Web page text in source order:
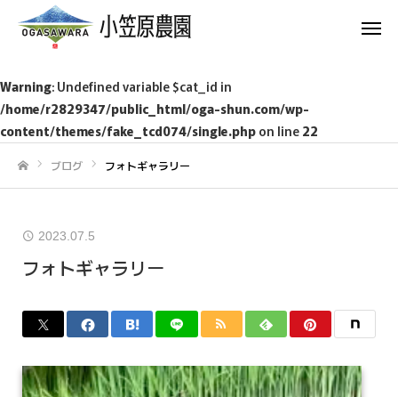
Warning: Undefined variable $cat_id in
/home/r2829347/public_html/oga-shun.com/wp-
content/themes/fake_tcd074/single.php on line 22
ブログ フォトギャラリー
2023.07.5
フォトギャラリー